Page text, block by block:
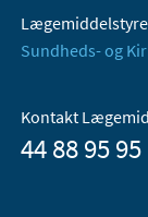
Sundheds- og
Kontakt
44 88 95